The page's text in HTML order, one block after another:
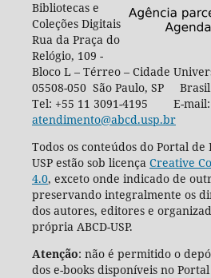
Bibliotecas e
Coleções Digitais
Rua da Praça do
Relógio, 109 -
Bloco L – Térreo – Cidade
05508-050 São Paulo, SP Brasil
Tel: +55 11 3091-4195 E-mail:
atendimento@abcd.usp.br
Todos os conteúdos do Portal
USP estão sob licença Creative
4.0, exceto onde indicado de
preservando integralmente os
dos autores, editores e
própria ABCD-USP.
Atenção: não é permitido o
dos e-books disponíveis no